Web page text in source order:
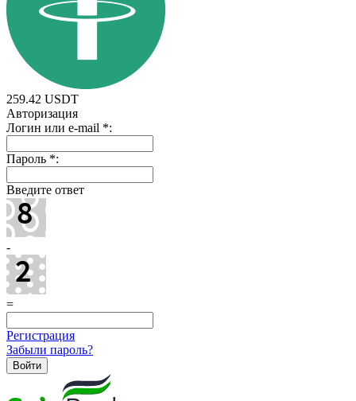
259.42 USDT
Авторизация
Логин или e-mail *:
Пароль *:
Введите ответ
-
=
Регистрация
Забыли пароль?